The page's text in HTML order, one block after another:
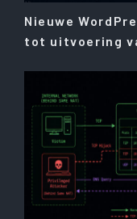
Nieuwe
tot uitvoering